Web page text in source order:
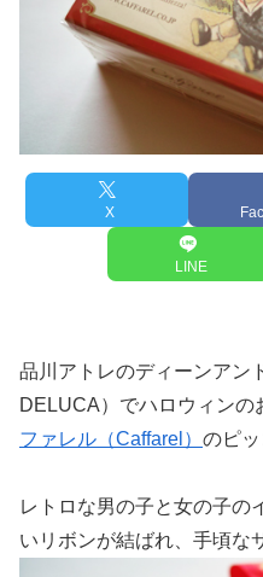
X
LINE
品川アトレのディーンアン
DELUCA）でハロウィンの
ファレル（Caffarel） のピッ
レトロな男の子と女の子の
いリボンが結ばれ、手頃な